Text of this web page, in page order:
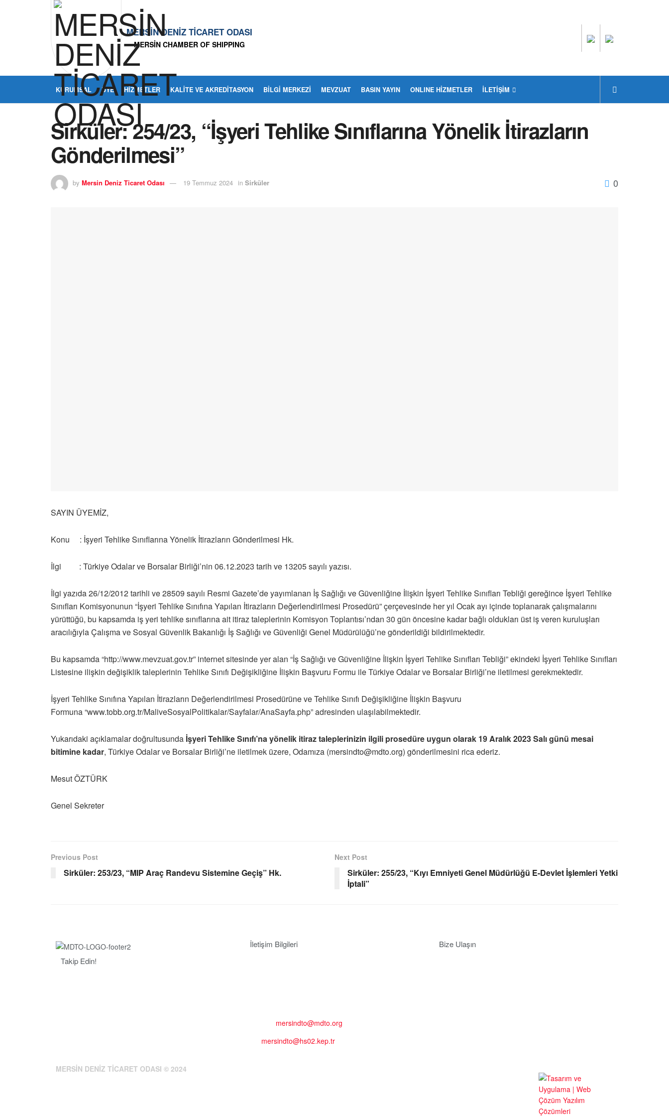
MERSİN DENİZ TİCARET ODASI
MERSİN CHAMBER OF SHIPPING
KURUMSAL ÜYE HIZMETLER KALITE VE AKREDITASYON BİLGİ MERKEZİ MEVZUAT BASIN YAYIN ONLINE HİZMETLER İLETIŞIM
Sirküler: 254/23, “İşyeri Tehlike Sınıflarına Yönelik İtirazların
Gönderilmesi”
by Mersin Deniz Ticaret Odası 19 Temmuz 2024 in Sirküler 0
SAYIN ÜYEMİZ,
Konu : İşyeri Tehlike Sınıflarına Yönelik İtirazların Gönderilmesi Hk.
İlgi : Türkiye Odalar ve Borsalar Birliği’nin 06.12.2023 tarih ve 13205 sayılı yazısı.
İlgi yazıda 26/12/2012 tarihli ve 28509 sayılı Resmi Gazete’de yayımlanan İş Sağlığı ve Güvenliğine İlişkin İşyeri Tehlike Sınıfları Tebliği gereğince İşyeri Tehlike
Sınıfları Komisyonunun “İşyeri Tehlike Sınıfına Yapılan İtirazların Değerlendirilmesi Prosedürü” çerçevesinde her yıl Ocak ayı içinde toplanarak çalışmalarını
yürüttüğü, bu kapsamda iş yeri tehlike sınıflarına ait itiraz taleplerinin Komisyon Toplantısı’ndan 30 gün öncesine kadar bağlı oldukları üst iş veren kuruluşları
aracılığıyla Çalışma ve Sosyal Güvenlik Bakanlığı İş Sağlığı ve Güvenliği Genel Müdürülüğü’ne gönderildiği bildirilmektedir.
Bu kapsamda “http://www.mevzuat.gov.tr” internet sitesinde yer alan “İş Sağlığı ve Güvenliğine İlişkin İşyeri Tehlike Sınıfları Tebliği” ekindeki İşyeri Tehlike Sınıfları
Listesine ilişkin değişiklik taleplerinin Tehlike Sınıfı Değişikliğine İlişkin Başvuru Formu ile Türkiye Odalar ve Borsalar Birliği’ne iletilmesi gerekmektedir.
İşyeri Tehlike Sınıfına Yapılan İtirazların Değerlendirilmesi Prosedürüne ve Tehlike Sınıfı Değişikliğine İlişkin Başvuru
Formuna “www.tobb.org.tr/MaliveSosyalPolitikalar/Sayfalar/AnaSayfa.php” adresinden ulaşılabilmektedir.
Yukarıdaki açıklamalar doğrultusunda İşyeri Tehlike Sınıfı’na yönelik itiraz taleplerinizin ilgili prosedüre uygun olarak 19 Aralık 2023 Salı günü mesai
bitimine kadar, Türkiye Odalar ve Borsalar Birliği’ne iletilmek üzere, Odamıza (mersindto@mdto.org) gönderilmesini rica ederiz.
Mesut ÖZTÜRK
Genel Sekreter
Previous Post
Sirküler: 253/23, “MIP Araç Randevu Sistemine Geçiş” Hk.
Next Post
Sirküler: 255/23, “Kıyı Emniyeti Genel Müdürlüğü E-Devlet İşlemleri Yetki
İptali”
Takip Edin!
İletişim Bilgileri
mersindto@mdto.org
mersindto@hs02.kep.tr
Bize Ulaşın
MERSİN DENİZ TİCARET ODASI © 2024